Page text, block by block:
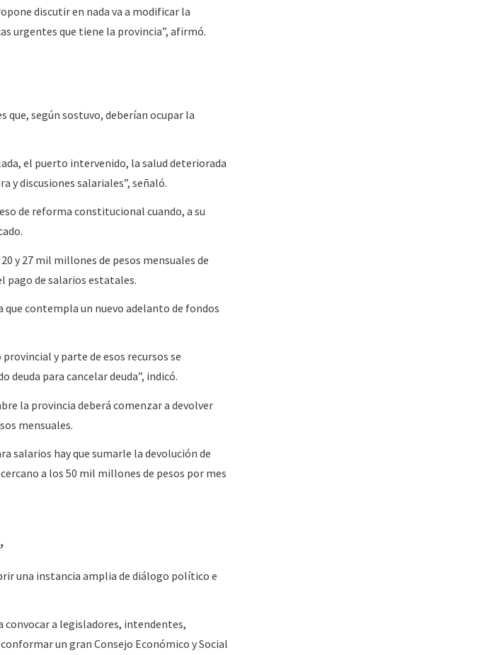
discutir en nada va a modificar la
urgentes que tiene la provincia”, afirmó.
según sostuvo, deberían ocupar la
el puerto intervenido, la salud deteriorada
y discusiones salariales”, señaló.
de reforma constitucional cuando, a su
y 27 mil millones de pesos mensuales de
pago de salarios estatales.
contempla un nuevo adelanto de fondos
y parte de esos recursos se
para cancelar deuda”, indicó.
la provincia deberá comenzar a devolver
mensuales.
salarios hay que sumarle la devolución de
a los 50 mil millones de pesos por mes
una instancia amplia de diálogo político e
convocar a legisladores, intendentes,
un gran Consejo Económico y Social